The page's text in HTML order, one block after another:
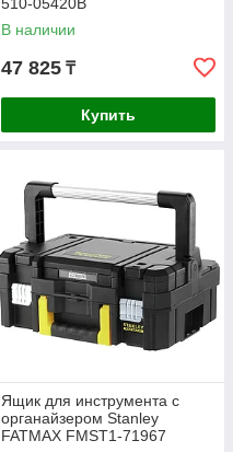
В наличии
47 825 ₸
Купить
Ящик для инструмента с
органайзером Stanley
FATMAX FMST1-71967